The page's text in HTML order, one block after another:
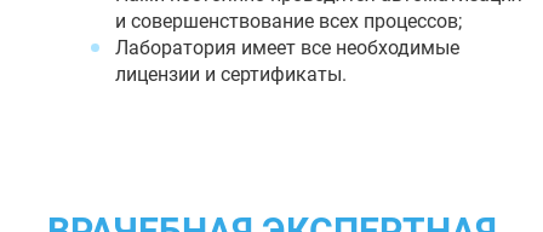
и совершенствование всех процессов;
Лаборатория имеет все необходимые
лицензии и сертификаты.